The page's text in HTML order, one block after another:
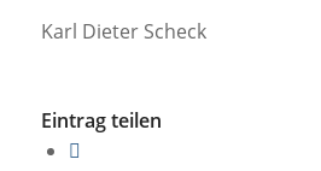
Karl Dieter Scheck
Eintrag teilen